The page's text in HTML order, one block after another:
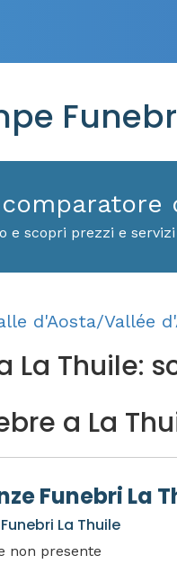
e scopri prezzi e
d'Aosta/Vallée
La Thuile:
a La
Funebri La
La Thuile
non presente